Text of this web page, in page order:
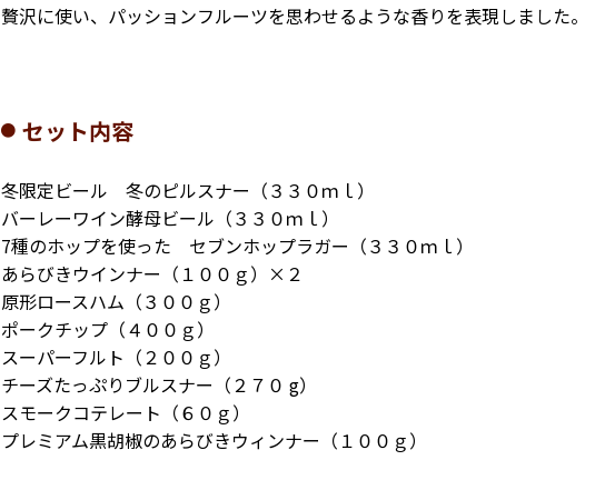
贅沢に使い、パッションフルーツを思わせるような香りを表現しました。
セット内容
冬限定ビール 冬のピルスナー（３３０ｍｌ）
バーレーワイン酵母ビール（３３０ｍｌ）
7種のホップを使った セブンホップラガー（３３０ｍｌ）
あらびきウインナー（１００ｇ）×２
原形ロースハム（３００ｇ）
ポークチップ（４００ｇ）
スーパーフルト（２００ｇ）
チーズたっぷりブルスナー（２７０ g）
スモークコテレート（６０ｇ）
プレミアム黒胡椒のあらびきウィンナー（１００ｇ）